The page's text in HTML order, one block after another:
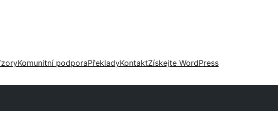
Komunitní podporaPřekladyKontaktZískejte WordPress